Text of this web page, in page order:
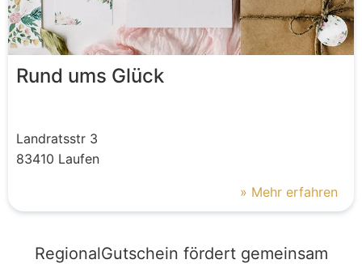
Rund ums Glück
Landratsstr 3
83410 Laufen
» Mehr erfahren
RegionalGutschein fördert gemeinsam